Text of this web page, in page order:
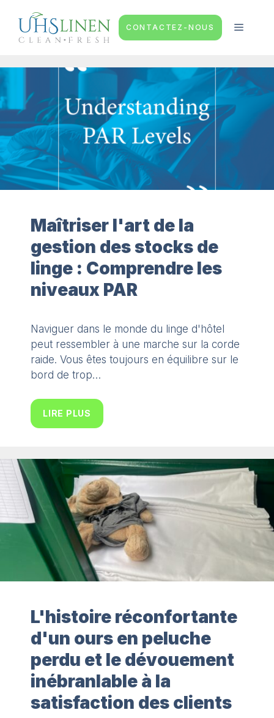
contenu
CONTACTEZ-NOUS MENU
Maîtriser l'art de la
gestion des stocks de
linge : Comprendre les
niveaux PAR
Naviguer dans le monde du linge d'hôtel
peut ressembler à une marche sur la corde
raide. Vous êtes toujours en équilibre sur le
bord de trop…
LIRE PLUS
L'histoire réconfortante
d'un ours en peluche
perdu et le dévouement
inébranlable à la
satisfaction des clients